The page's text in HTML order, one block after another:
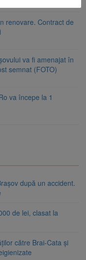
renovare. Contract de
va fi amenajat în
semnat (FOTO)
va începe la 1
după un accident.
de lei, clasat la
către Brai-Cata și